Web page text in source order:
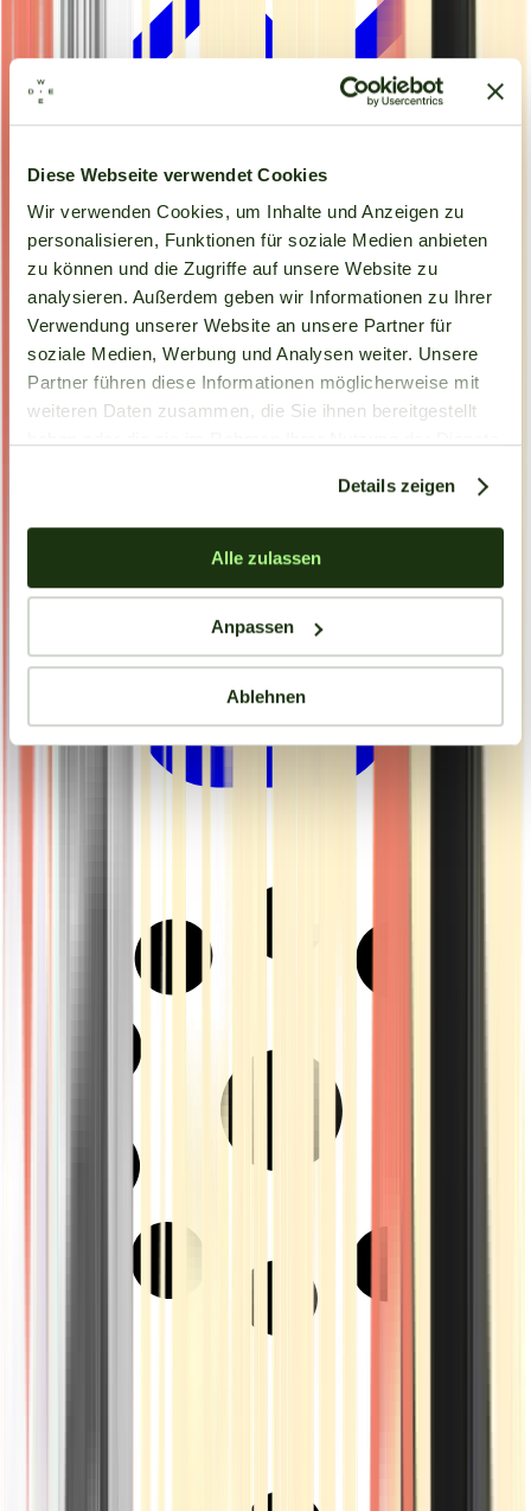
Diese Webseite verwendet Cookies
Wir verwenden Cookies, um Inhalte und Anzeigen zu
personalisieren, Funktionen für soziale Medien anbieten
zu können und die Zugriffe auf unsere Website zu
analysieren. Außerdem geben wir Informationen zu Ihrer
Verwendung unserer Website an unsere Partner für
soziale Medien, Werbung und Analysen weiter. Unsere
Partner führen diese Informationen möglicherweise mit
weiteren Daten zusammen, die Sie ihnen bereitgestellt
Details zeigen
Alle zulassen
Anpassen
Ablehnen
Kapseln